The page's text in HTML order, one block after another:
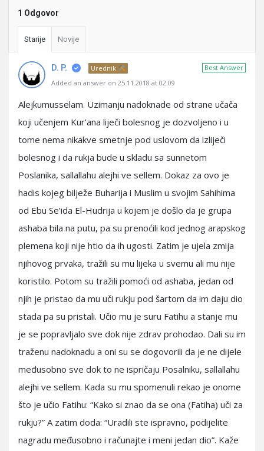
1 Odgovor
Starije Novije
Best Answer
D. P.
Urednik
Added an answer on 25.11.2018 at 02:09
Alejkumusselam. Uzimanju nadoknade od strane učača
koji učenjem Kur’ana liječi bolesnog je dozvoljeno i u
tome nema nikakve smetnje pod uslovom da izliječi
bolesnog i da rukja bude u skladu sa sunnetom
Poslanika, sallallahu alejhi ve sellem. Dokaz za ovo je
hadis kojeg bilježe Buharija i Muslim u svojim Sahihima
od Ebu Se’ida El-Hudrija u kojem je došlo da je grupa
ashaba bila na putu, pa su prenoćili kod jednog arapskog
plemena koji nije htio da ih ugosti. Zatim je ujela zmija
njihovog prvaka, tražili su mu lijeka u svemu ali mu nije
koristilo. Potom su tražili pomoći od ashaba, jedan od
njih je pristao da mu uči rukju pod šartom da im daju dio
stada pa su pristali. Učio mu je suru Fatihu a stanje mu
je se popravljalo sve dok nije zdrav prohodao. Dali su im
traženu nadoknadu a oni su se dogovorili da je ne dijele
međusobno sve dok to ne ispričaju Posalniku, sallallahu
alejhi ve sellem. Kada su mu spomenuli rekao je onome
što je učio Fatihu: “Kako si znao da se ona (Fatiha) uči za
rukju?” A zatim doda: “Uradili ste ispravno, podijelite
nagradu međusobno i računajte i meni jedan dio”. Kaže